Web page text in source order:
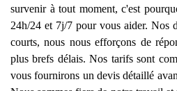
survenir à tout moment, c'est
24h/24 et 7j/7 pour vous aider. Nos
courts, nous nous efforçons de
plus brefs délais. Nos tarifs sont
vous fournirons un devis détaillé